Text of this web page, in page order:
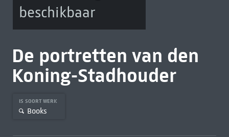
beschikbaar
De portretten van den
Koning-Stadhouder
IS SOORT WERK
Books